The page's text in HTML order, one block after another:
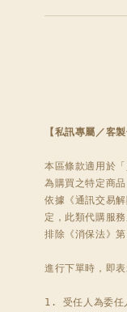
【私訊專屬／客
本區條款適用於
為購買之特定商品
依據《通訊交易
定，此類代購服
排除《消保法》
進行下單時，即
1. 受任人為委任